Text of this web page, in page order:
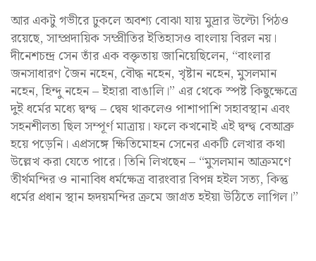
আর একটু গভীরে ঢুকলে অবশ্য বোঝা যায় মুদ্রার উল্টো পিঠও
রয়েছে, সাম্প্রদায়িক সম্প্রীতির ইতিহাসও বাংলায় বিরল নয়।
দীনেশচন্দ্র সেন তাঁর এক বক্তৃতায় জানিয়েছিলেন, “বাংলার
জনসাধারণ জৈন নহেন, বৌদ্ধ নহেন, খৃষ্টান নহেন, মুসলমান
নহেন, হিন্দু নহেন – ইহারা বাঙালি।” এর থেকে স্পষ্ট কিছুক্ষেত্রে
দুই ধর্মের মধ্যে দ্বন্দ্ব – দ্বেষ থাকলেও পাশাপাশি সহাবস্থান এবং
সহনশীলতা ছিল সম্পূর্ণ মাত্রায়। ফলে কখনোই এই দ্বন্দ্ব বেআব্রু
হয়ে পড়েনি। এপ্রসঙ্গে ক্ষিতিমোহন সেনের একটি লেখার কথা
উল্লেখ করা যেতে পারে। তিনি লিখছেন – “মুসলমান আক্রমণে
তীর্থমন্দির ও নানাবিধ ধর্মক্ষেত্র বারংবার বিপন্ন হইল সত্য, কিন্তু
ধর্মের প্রধান স্থান হৃদয়মন্দির ক্রমে জাগ্রত হইয়া উঠিতে লাগিল।”